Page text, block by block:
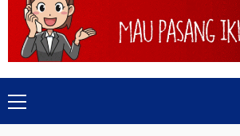
Primary
Menu